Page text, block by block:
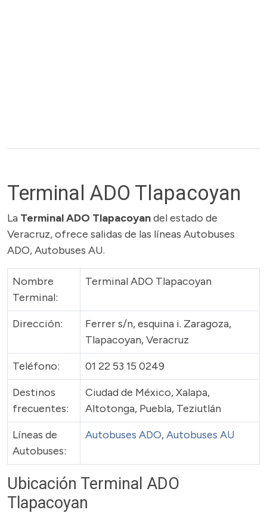
Terminal ADO Tlapacoyan
La Terminal ADO Tlapacoyandel estado de
Veracruz, ofrece salidas de las líneas Autobuses
ADO, Autobuses AU.
Nombre
Terminal:
Terminal ADO Tlapacoyan
Dirección:
Ferrer s/n, esquina i. Zaragoza,
Tlapacoyan, Veracruz
Teléfono:
01 22 53 15 0249
Destinos
frecuentes:
Ciudad de México, Xalapa,
Altotonga, Puebla, Teziutlán
Líneas de
Autobuses:
Autobuses ADO,Autobuses AU
Ubicación Terminal ADO
Tlapacoyan